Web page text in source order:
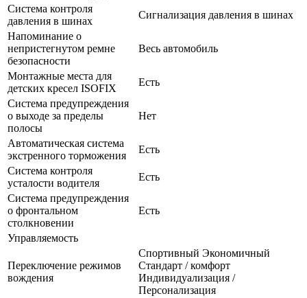
Система контроля
давления в шинах
Сигнализация давления в шинах
Напоминание о
непристегнутом ремне
безопасности
Весь автомобиль
Монтажные места для
детских кресел ISOFIX
Есть
Система предупреждения
о выходе за пределы
полосы
Нет
Автоматическая система
экстренного торможения
Есть
Система контроля
усталости водителя
Есть
Система предупреждения
о фронтальном
столкновении
Есть
Управляемость
Переключение режимов
вождения
Спортивный Экономичный
Стандарт / комфорт
Индивидуализация /
Персонализация